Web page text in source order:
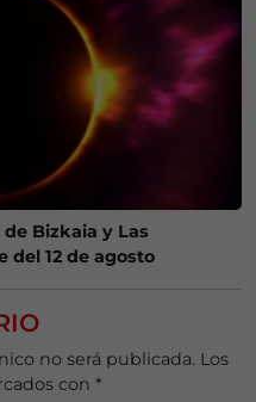
Bizkaia y Las
del 12 de agosto
no será publicada. Los
con *